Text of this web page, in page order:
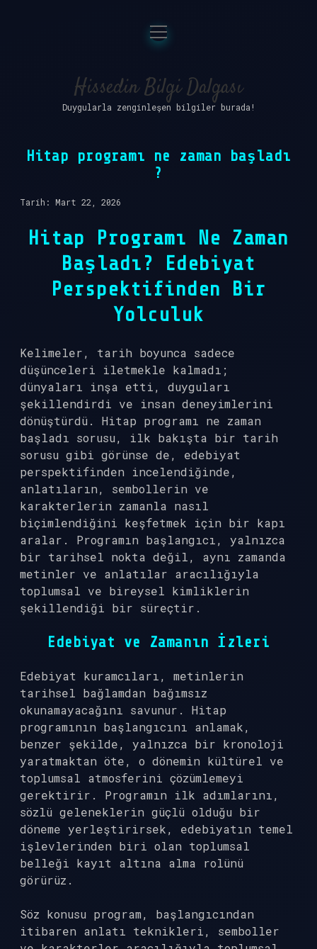
Anasayfa
Gizlilik Politikası
Yasal Uyarı
menüyü
aç
Hissedin Bilgi Dalgası
Duygularla zenginleşen bilgiler burada!
Hitap programı ne zaman başladı
?
Tarih: Mart 22, 2026
Hitap Programı Ne Zaman
Başladı? Edebiyat
Perspektifinden Bir
Yolculuk
Kelimeler, tarih boyunca sadece
düşünceleri iletmekle kalmadı;
dünyaları inşa etti, duyguları
şekillendirdi ve insan deneyimlerini
dönüştürdü. Hitap programı ne zaman
başladı sorusu, ilk bakışta bir tarih
sorusu gibi görünse de, edebiyat
perspektifinden incelendiğinde,
anlatıların, sembollerin ve
karakterlerin zamanla nasıl
biçimlendiğini keşfetmek için bir kapı
aralar. Programın başlangıcı, yalnızca
bir tarihsel nokta değil, aynı zamanda
metinler ve anlatılar aracılığıyla
toplumsal ve bireysel kimliklerin
şekillendiği bir süreçtir.
Edebiyat ve Zamanın İzleri
Edebiyat kuramcıları, metinlerin
tarihsel bağlamdan bağımsız
okunamayacağını savunur. Hitap
programının başlangıcını anlamak,
benzer şekilde, yalnızca bir kronoloji
yaratmaktan öte, o dönemin kültürel ve
toplumsal atmosferini çözümlemeyi
gerektirir. Programın ilk adımlarını,
sözlü geleneklerin güçlü olduğu bir
döneme yerleştirirsek, edebiyatın temel
işlevlerinden biri olan toplumsal
belleği kayıt altına alma rolünü
görürüz.
Söz konusu program, başlangıcından
itibaren anlatı teknikleri, semboller